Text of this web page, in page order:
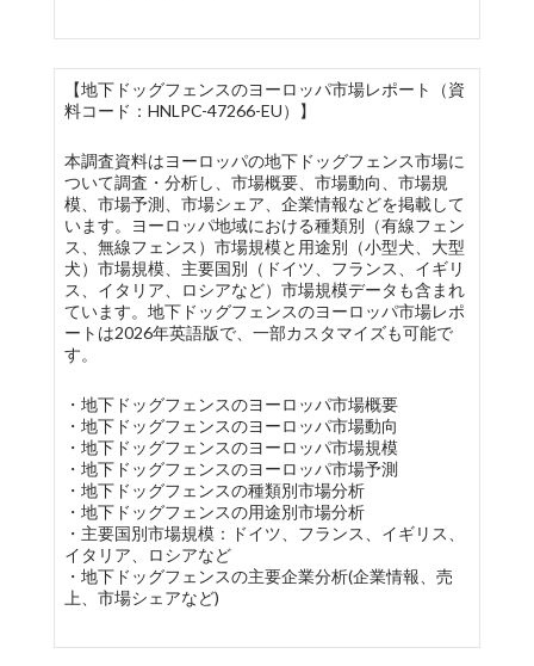
【地下ドッグフェンスのヨーロッパ市場レポート（資
料コード：HNLPC-47266-EU）】
本調査資料はヨーロッパの地下ドッグフェンス市場に
ついて調査・分析し、市場概要、市場動向、市場規
模、市場予測、市場シェア、企業情報などを掲載して
います。ヨーロッパ地域における種類別（有線フェン
ス、無線フェンス）市場規模と用途別（小型犬、大型
犬）市場規模、主要国別（ドイツ、フランス、イギリ
ス、イタリア、ロシアなど）市場規模データも含まれ
ています。地下ドッグフェンスのヨーロッパ市場レポ
ートは2026年英語版で、一部カスタマイズも可能で
す。
・地下ドッグフェンスのヨーロッパ市場概要
・地下ドッグフェンスのヨーロッパ市場動向
・地下ドッグフェンスのヨーロッパ市場規模
・地下ドッグフェンスのヨーロッパ市場予測
・地下ドッグフェンスの種類別市場分析
・地下ドッグフェンスの用途別市場分析
・主要国別市場規模：ドイツ、フランス、イギリス、
イタリア、ロシアなど
・地下ドッグフェンスの主要企業分析(企業情報、売
上、市場シェアなど)